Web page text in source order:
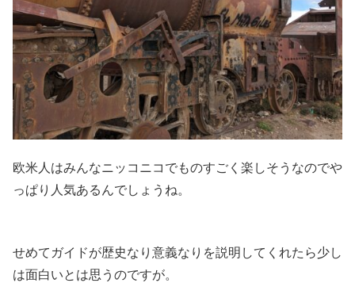
欧米人はみんなニッコニコでものすごく楽しそうなのでや
っぱり人気あるんでしょうね。
せめてガイドが歴史なり意義なりを説明してくれたら少し
は面白いとは思うのですが。